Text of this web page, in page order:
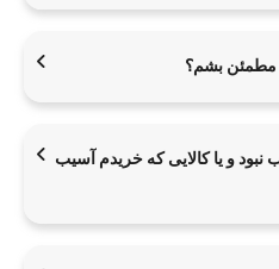
مطمئن بشم؟
و یا کالایی که خریدم آسیب